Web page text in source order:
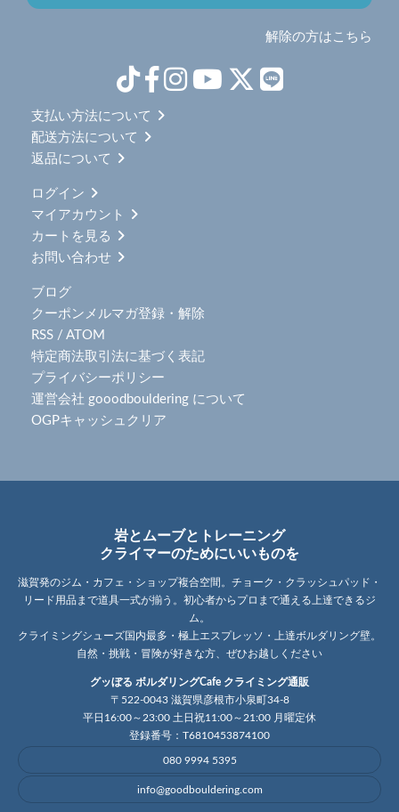
解除の方はこちら
支払い方法について
配送方法について
返品について
ログイン
マイアカウント
カートを見る
お問い合わせ
ブログ
クーポンメルマガ登録・解除
RSS / ATOM
特定商法取引法に基づく表記
プライバシーポリシー
運営会社 gooodbouldering について
OGPキャッシュクリア
岩とムーブとトレーニング
クライマーのためにいいものを
滋賀発のジム・カフェ・ショップ複合空間。チョーク・クラッシュパッド・
リード用品まで道具一式が揃う。初心者からプロまで通える上達できるジ
ム。
クライミングシューズ国内最多・極上エスプレッソ・上達ボルダリング壁。
自然・挑戦・冒険が好きな方、ぜひお越しください
グッぼる ボルダリングCafe クライミング通販
〒522-0043 滋賀県彦根市小泉町34-8
平日16:00～23:00 土日祝11:00～21:00 月曜定休
登録番号：T6810453874100
080 9994 5395
info@goodbouldering.com